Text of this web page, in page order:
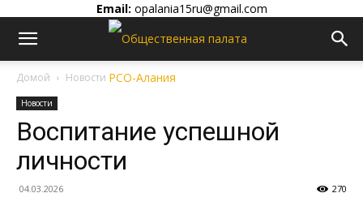
Email: opalania15ru@gmail.com
Домой Новости
Новости
Воспитание успешной
личности
04.03.2026 270